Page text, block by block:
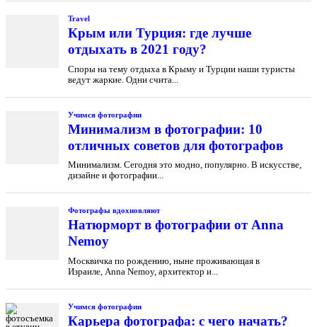
Travel
Крым или Турция: где лучше
отдыхать в 2021 году?
Споры на тему отдыха в Крыму и Турции наши туристы
ведут жаркие. Одни счита...
Учимся фотографии
Минимализм в фотографии: 10
отличных советов для фотографов
Минимализм. Сегодня это модно, популярно. В искусстве,
дизайне и фотографии...
Фотографы вдохновляют
Натюрморт в фотографии от Anna
Nemoy
Москвичка по рождению, ныне проживающая в
Израиле, Anna Nemoy, архитектор и...
Учимся фотографии
Карьера фотографа: с чего начать?